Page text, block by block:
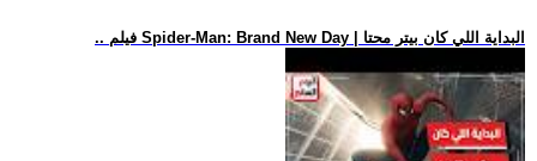
.. فيلم Spider-Man: Brand New Day | البداية اللي كان بيتر محتا